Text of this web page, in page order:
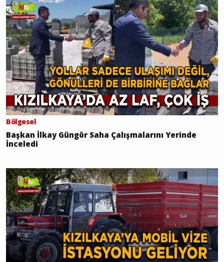
Bölgesel
Başkan İlkay Güngör Saha Çalışmalarını Yerinde
İnceledi